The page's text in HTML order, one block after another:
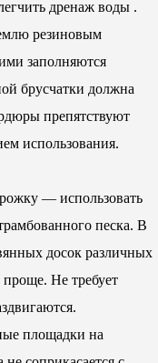
дренаж воды .
резиновым
заполняются
брусчатки должна
препятствуют
использования.
— использовать
песка. В
досок различных
Не требует
площадки на